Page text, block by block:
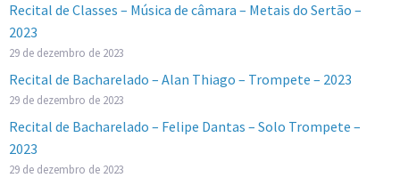
Recital de Classes – Música de câmara – Metais do Sertão –
2023
29 de dezembro de 2023
Recital de Bacharelado – Alan Thiago – Trompete – 2023
29 de dezembro de 2023
Recital de Bacharelado – Felipe Dantas – Solo Trompete –
2023
29 de dezembro de 2023